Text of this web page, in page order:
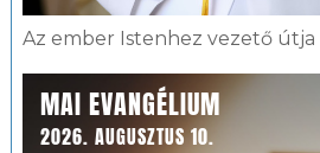
Az ember Istenhez vezető útja
MAI EVANGÉLIUM
2026. AUGUSZTUS 10.